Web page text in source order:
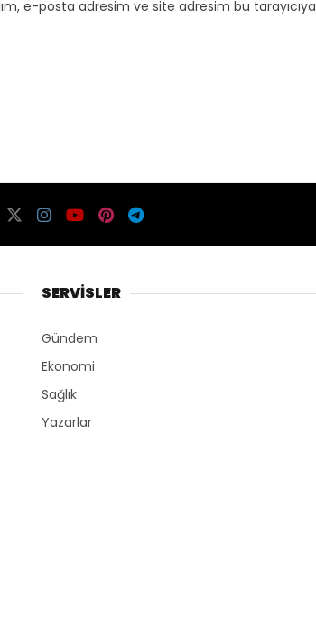
e-posta adresim ve site adresim bu tarayıcıya
SERVİSLER
Gündem
Ekonomi
Sağlık
Yazarlar